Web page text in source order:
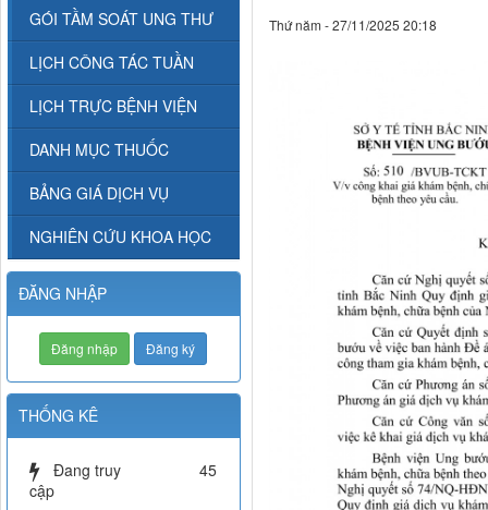
Thứ năm - 27/11/2025 20:18
GÓI TẦM SOÁT UNG THƯ
LỊCH CÔNG TÁC TUẦN
LỊCH TRỰC BỆNH VIỆN
DANH MỤC THUỐC
BẢNG GIÁ DỊCH VỤ
NGHIÊN CỨU KHOA HỌC
ĐĂNG NHẬP
Đăng nhập Đăng ký
THỐNG KÊ
Đang truy
cập
45